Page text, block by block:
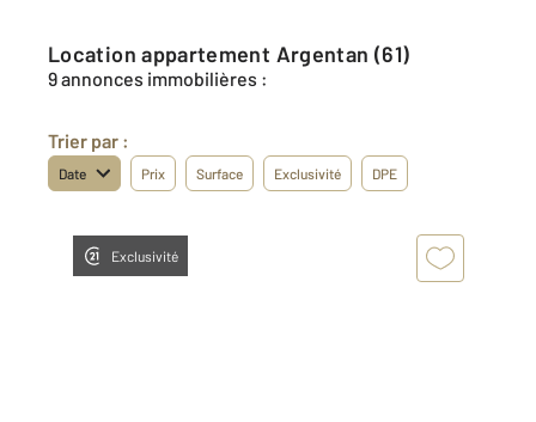
Location appartement Argentan (61)
9 annonces immobilières :
Trier par :
Date Prix Surface Exclusivité DPE
Exclusivité